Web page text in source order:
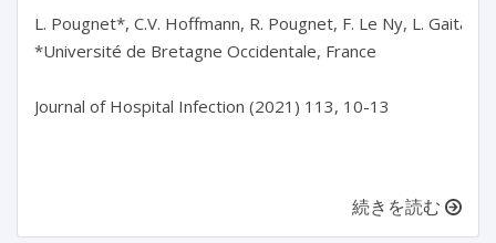
L. Pougnet*, C.V. Hoffmann, R. Pougnet, F. Le Ny, L. Gaitan,
*Université de Bretagne Occidentale, France
Journal of Hospital Infection (2021) 113, 10-13
続きを読む